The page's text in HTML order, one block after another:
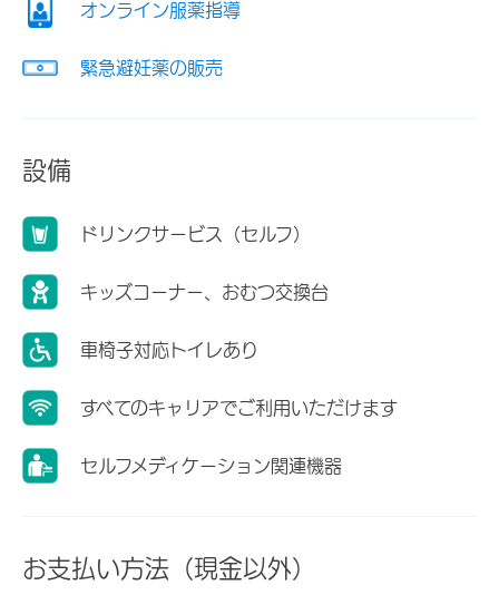
オンライン服薬指導
緊急避妊薬の販売
設備
ドリンクサービス（セルフ）
キッズコーナー、おむつ交換台
車椅子対応トイレあり
すべてのキャリアでご利用いただけます
セルフメディケーション関連機器
お支払い方法（現金以外）